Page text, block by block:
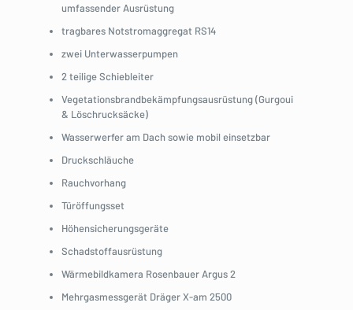
umfassender Ausrüstung
tragbares Notstromaggregat RS14
zwei Unterwasserpumpen
2 teilige Schiebleiter
Vegetationsbrandbekämpfungsausrüstung (Gurgoui
& Löschrucksäcke)
Wasserwerfer am Dach sowie mobil einsetzbar
Druckschläuche
Rauchvorhang
Türöffungsset
Höhensicherungsgeräte
Schadstoffausrüstung
Wärmebildkamera Rosenbauer Argus 2
Mehrgasmessgerät Dräger X-am 2500